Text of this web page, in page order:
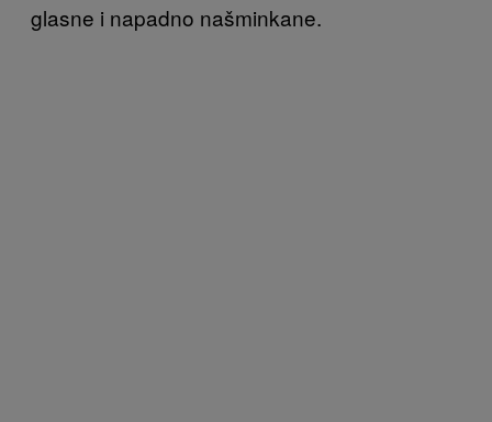
glasne i napadno našminkane.